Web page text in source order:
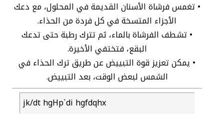
• تغمس فرشاة الأسنان القديمة في المحلول، مع دعك
الأجزاء المتسخة في كل فردة من الحذاء.
• تشطف الفرشاة بالماء، ثم تترك رطبة حتى تدعك
البقع، فتختفي الأخيرة.
• يمكن تعزيز قوة التبييض عن طريق ترك الحذاء في
الشمس لبعض الوقت، بعد التبييض.
jk/dt hgHp`di hgfdqhx